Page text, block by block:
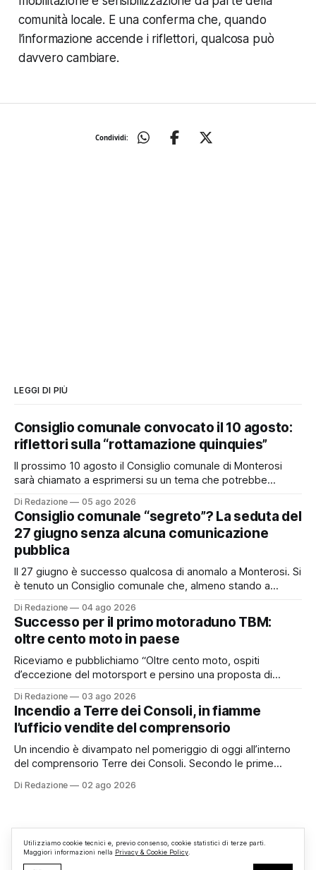
comunità locale. E una conferma che, quando
l’informazione accende i riflettori, qualcosa può
davvero cambiare.
Condividi:
LEGGI DI PIÙ
Consiglio comunale convocato il 10 agosto:
riflettori sulla “rottamazione quinquies”
Il prossimo 10 agosto il Consiglio comunale di Monterosi
sarà chiamato a esprimersi su un tema che potrebbe
possibile adesione del Comune alla cosiddetta
“rottamazione quinquies” dei carichi affidati all’Agente della
Riscossione. Prima, però, c’è un tema politico che merita
Di Redazione 05 ago 2026
Consiglio comunale “segreto”? La seduta del
27 giugno senza alcuna comunicazione
pubblica
Il 27 giugno è successo qualcosa di anomalo a Monterosi. Si
è tenuto un Consiglio comunale che, almeno stando a
pubblicamente comunicato ai cittadini attraverso l’Albo
Pretorio. Un’anomalia che merita spiegazioni. Il Consiglio
comunale è, per sua natura, un’assemblea
Di Redazione 04 ago 2026
Successo per il primo motoraduno TBM:
oltre cento moto in paese
Riceviamo e pubblichiamo “Oltre cento moto, ospiti
d’eccezione del motorsport e persino una proposta di
organizzato da TBM a Monterosi, un evento che ha
superato le aspettative degli organizzatori richiamando
appassionati delle due ruote da tutto il Lazio e dalle regioni
limitrofe. Per
Di Redazione 03 ago 2026
Incendio a Terre dei Consoli, in fiamme
l’ufficio vendite del comprensorio
Un incendio è divampato nel pomeriggio di oggi all’interno
del comprensorio Terre dei Consoli. Secondo le prime
struttura adibita a ufficio vendite. Sul posto sono intervenuti
Di Redazione 02 ago 2026
Utilizziamo cookie tecnici e, previo consenso, cookie statistici di terze parti.
Maggiori informazioni nella Privacy & Cookie Policy